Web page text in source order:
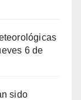
6 de
sido